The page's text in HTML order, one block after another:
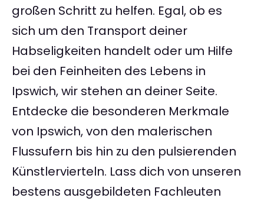
großen Schritt zu helfen. Egal, ob es
sich um den Transport deiner
Habseligkeiten handelt oder um Hilfe
bei den Feinheiten des Lebens in
Ipswich, wir stehen an deiner Seite.
Entdecke die besonderen Merkmale
von Ipswich, von den malerischen
Flussufern bis hin zu den pulsierenden
Künstlervierteln. Lass dich von unseren
bestens ausgebildeten Fachleuten